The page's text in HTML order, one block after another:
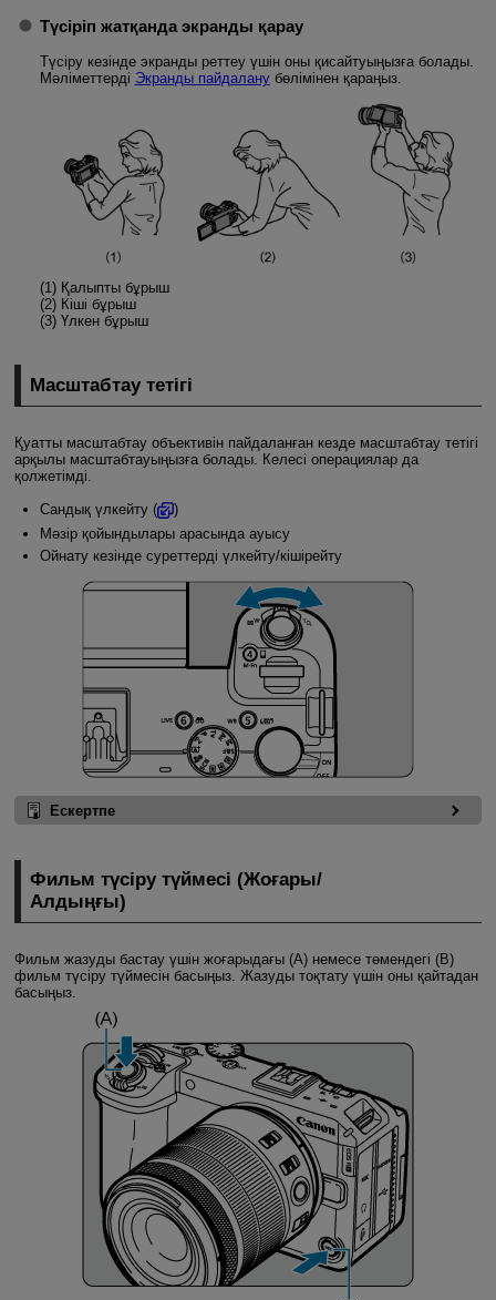
Түсіріп жатқанда экранды қарау
Түсіру кезінде экранды реттеу үшін оны қисайтуыңызға болады.
Мәліметтерді Экранды пайдаланубөлімінен қараңыз.
(1) Қалыпты бұрыш
(2) Кіші бұрыш
(3) Үлкен бұрыш
Масштабтау тетігі
Қуатты масштабтау объективін пайдаланған кезде масштабтау тетігі
арқылы масштабтауыңызға болады. Келесі операциялар да
қолжетімді.
Сандық үлкейту (
)
Мәзір қойындылары арасында ауысу
Ойнату кезінде суреттерді үлкейту/кішірейту
Ескертпе
Фильм түсіру түймесі (Жоғары/
Алдыңғы)
Фильм жазуды бастау үшін жоғарыдағы (A) немесе төмендегі (B)
фильм түсіру түймесін басыңыз. Жазуды тоқтату үшін оны қайтадан
басыңыз.